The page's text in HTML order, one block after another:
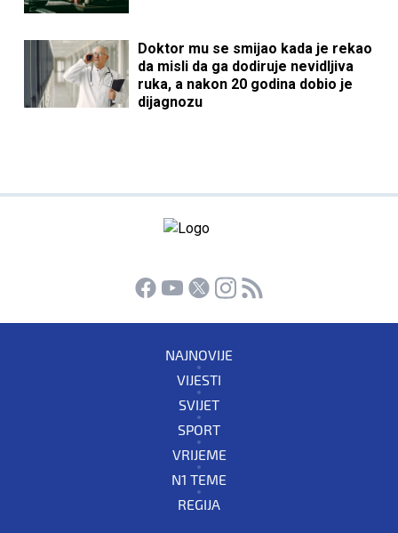
Doktor mu se smijao kada je rekao
da misli da ga dodiruje nevidljiva
ruka, a nakon 20 godina dobio je
dijagnozu
NAJNOVIJE
VIJESTI
SVIJET
SPORT
VRIJEME
N1 TEME
REGIJA